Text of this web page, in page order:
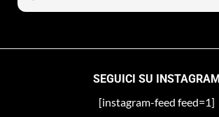
SEGUICI SU INSTAGRAM
[instagram-feed feed=1]